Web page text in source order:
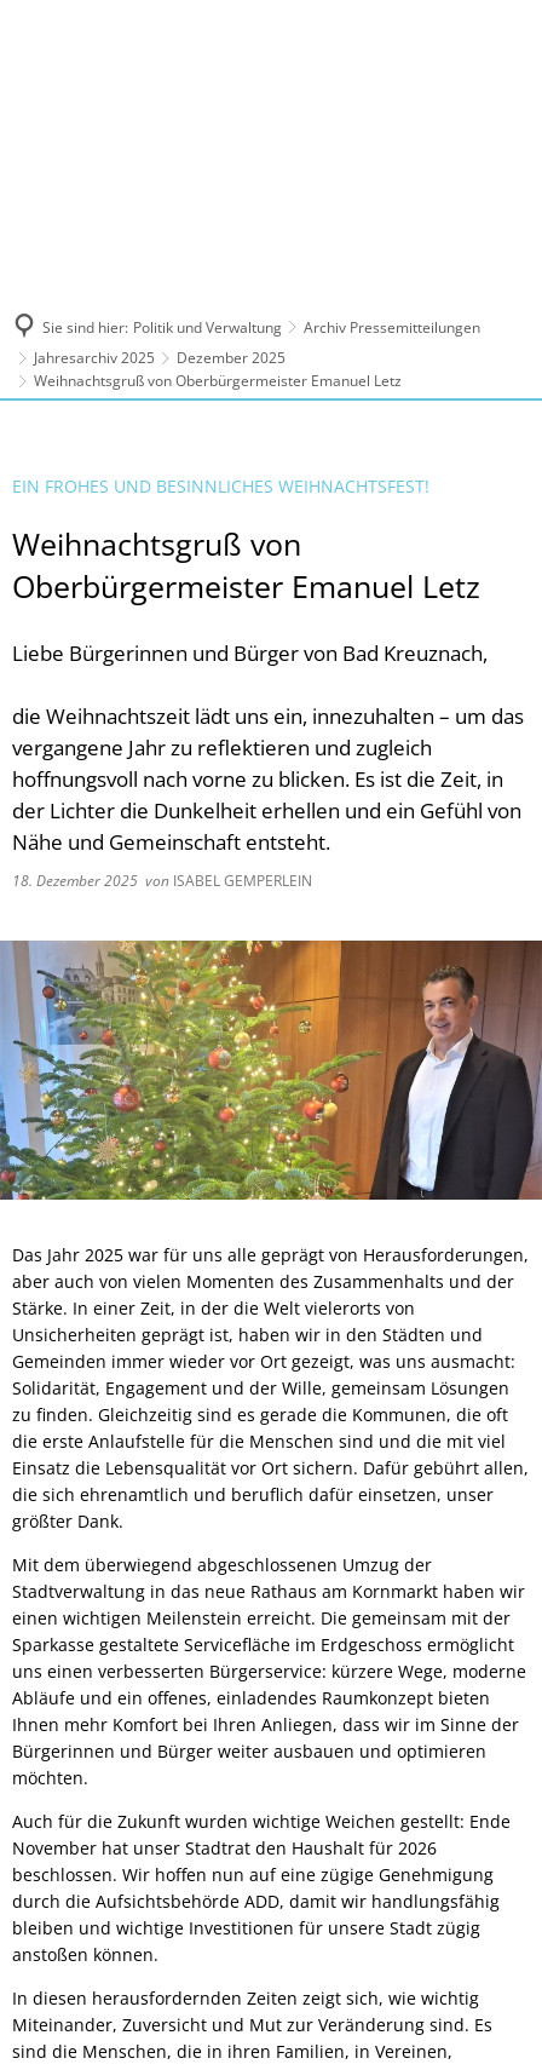
Sie sind hier: Politik und Verwaltung
Archiv Pressemitteilungen
Jahresarchiv 2025
Dezember 2025
Weihnachtsgruß von Oberbürgermeister Emanuel Letz
EIN FROHES UND BESINNLICHES WEIHNACHTSFEST!
Weihnachtsgruß von
Oberbürgermeister Emanuel Letz
Liebe Bürgerinnen und Bürger von Bad Kreuznach,
die Weihnachtszeit lädt uns ein, innezuhalten – um das
vergangene Jahr zu reflektieren und zugleich
hoffnungsvoll nach vorne zu blicken. Es ist die Zeit, in
der Lichter die Dunkelheit erhellen und ein Gefühl von
Nähe und Gemeinschaft entsteht.
18. Dezember 2025 von ISABEL GEMPERLEIN
Das Jahr 2025 war für uns alle geprägt von Herausforderungen,
aber auch von vielen Momenten des Zusammenhalts und der
Stärke. In einer Zeit, in der die Welt vielerorts von
Unsicherheiten geprägt ist, haben wir in den Städten und
Gemeinden immer wieder vor Ort gezeigt, was uns ausmacht:
Solidarität, Engagement und der Wille, gemeinsam Lösungen
zu finden. Gleichzeitig sind es gerade die Kommunen, die oft
die erste Anlaufstelle für die Menschen sind und die mit viel
Einsatz die Lebensqualität vor Ort sichern. Dafür gebührt allen,
die sich ehrenamtlich und beruflich dafür einsetzen, unser
größter Dank.
Mit dem überwiegend abgeschlossenen Umzug der
Stadtverwaltung in das neue Rathaus am Kornmarkt haben wir
einen wichtigen Meilenstein erreicht. Die gemeinsam mit der
Sparkasse gestaltete Servicefläche im Erdgeschoss ermöglicht
uns einen verbesserten Bürgerservice: kürzere Wege, moderne
Abläufe und ein offenes, einladendes Raumkonzept bieten
Ihnen mehr Komfort bei Ihren Anliegen, dass wir im Sinne der
Bürgerinnen und Bürger weiter ausbauen und optimieren
möchten.
Auch für die Zukunft wurden wichtige Weichen gestellt: Ende
November hat unser Stadtrat den Haushalt für 2026
beschlossen. Wir hoffen nun auf eine zügige Genehmigung
durch die Aufsichtsbehörde ADD, damit wir handlungsfähig
bleiben und wichtige Investitionen für unsere Stadt zügig
anstoßen können.
In diesen herausfordernden Zeiten zeigt sich, wie wichtig
Miteinander, Zuversicht und Mut zur Veränderung sind. Es
sind die Menschen, die in ihren Familien, in Vereinen,